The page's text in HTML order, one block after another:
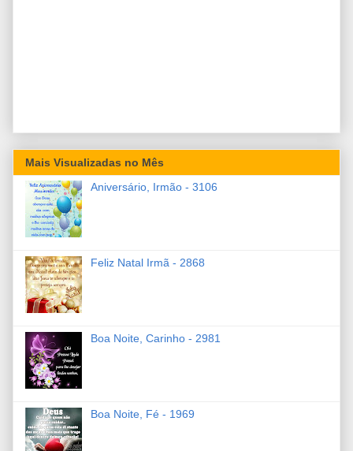
Mais Visualizadas no Mês
Aniversário, Irmão - 3106
Feliz Natal Irmã - 2868
Boa Noite, Carinho - 2981
Boa Noite, Fé - 1969